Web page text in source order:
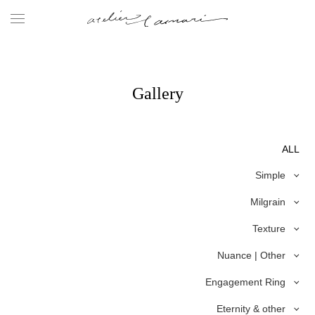
Gallery
ALL
Simple
Milgrain
Texture
Nuance | Other
Engagement Ring
Eternity & other